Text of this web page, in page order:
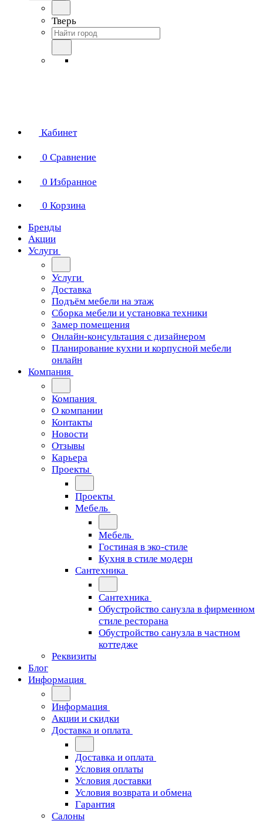
Тверь
Кабинет
0 Сравнение
0 Избранное
0 Корзина
Бренды
Акции
Услуги
Услуги
Доставка
Подъём мебели на этаж
Сборка мебели и установка техники
Замер помещения
Онлайн-консультация с дизайнером
Планирование кухни и корпусной мебели
онлайн
Компания
Компания
О компании
Контакты
Новости
Отзывы
Карьера
Проекты
Проекты
Мебель
Мебель
Гостиная в эко-стиле
Кухня в стиле модерн
Сантехника
Сантехника
Обустройство санузла в фирменном
стиле ресторана
Обустройство санузла в частном
коттедже
Реквизиты
Блог
Информация
Информация
Акции и скидки
Доставка и оплата
Доставка и оплата
Условия оплаты
Условия доставки
Условия возврата и обмена
Гарантия
Салоны